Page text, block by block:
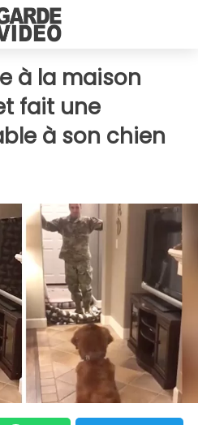
à la maison
fait une
à son chien